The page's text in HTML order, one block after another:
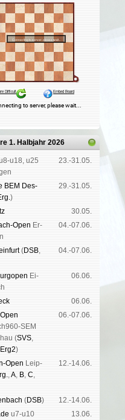
1. Halbjahr 2026
u18, u25
23.-31.05.
BEM Des­
)
29.-31.05.
30.05.
Open Er­
04.-07.06.
(DSB,
04.-07.06.
Ei­
06.06.
06.06.
SEM
(SVS,
Erg2)
06.-07.06.
Open Leip­
,A, B, C,
12.-14.06.
(DSB)
12.-14.06.
u7-u10
13.06.